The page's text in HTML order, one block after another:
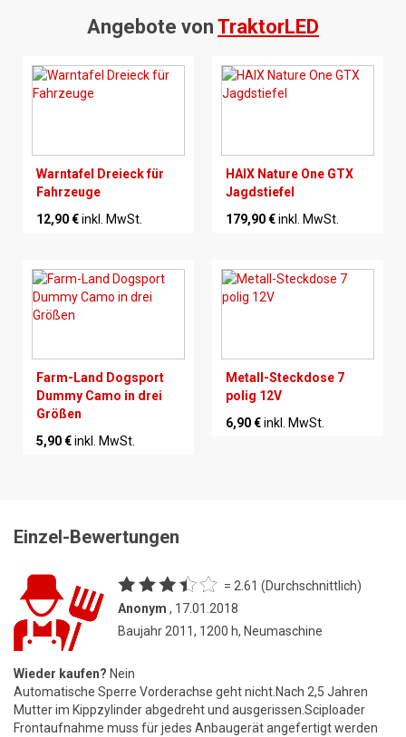
Angebote von TraktorLED
Warntafel Dreieck für
Fahrzeuge
12,90 €inkl. MwSt.
HAIX Nature One GTX
Jagdstiefel
179,90 €inkl. MwSt.
Farm-Land Dogsport
Dummy Camo in drei
Größen
5,90 €inkl. MwSt.
Metall-Steckdose 7
polig 12V
6,90 €inkl. MwSt.
Einzel-Bewertungen
= 2.61 (Durchschnittlich)
Anonym , 17.01.2018
Baujahr 2011, 1200 h, Neumaschine
Wieder kaufen? Nein
Automatische Sperre Vorderachse geht nicht.Nach 2,5 Jahren
Mutter im Kippzylinder abgedreht und ausgerissen.Sciploader
Frontaufnahme muss für jedes Anbaugerät angefertigt werden